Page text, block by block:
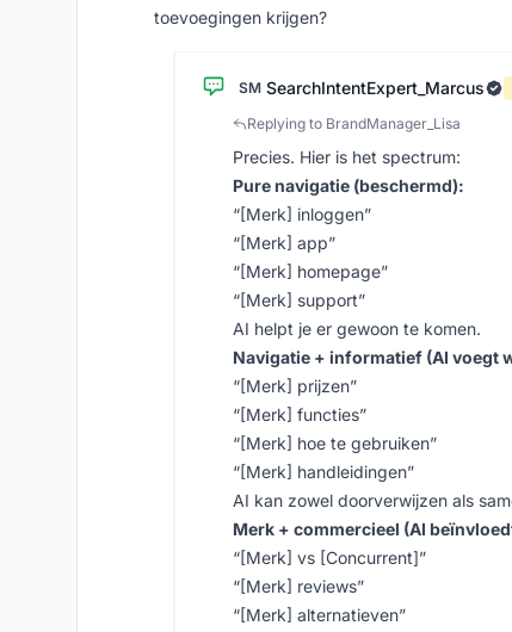
toevoegingen krijgen?
SM SearchIntentExpert_Marcus
Replying to BrandManager_Lisa
Precies. Hier is het spectrum:
Pure navigatie (beschermd):
“[Merk] inloggen”
“[Merk] app”
“[Merk] homepage”
“[Merk] support”
AI helpt je er gewoon te komen.
Navigatie + informatief (AI voegt
“[Merk] prijzen”
“[Merk] functies”
“[Merk] hoe te gebruiken”
“[Merk] handleidingen”
AI kan zowel doorverwijzen als
Merk + commercieel (AI
“[Merk] vs [Concurrent]”
“[Merk] reviews”
“[Merk] alternatieven”